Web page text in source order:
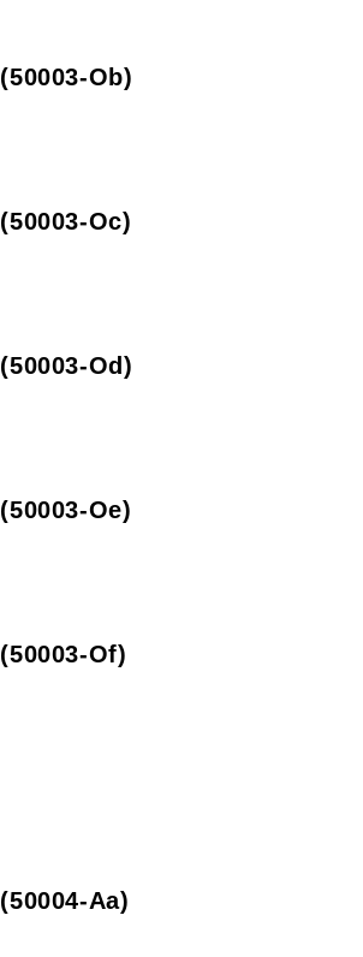
50003-Ob
50003-Oc
50003-Od
50003-Oe
50003-Of
50004-Aa